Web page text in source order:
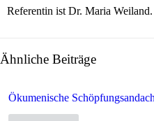
Referentin ist Dr. Maria Weiland.
Ähnliche Beiträge
Ökumenische